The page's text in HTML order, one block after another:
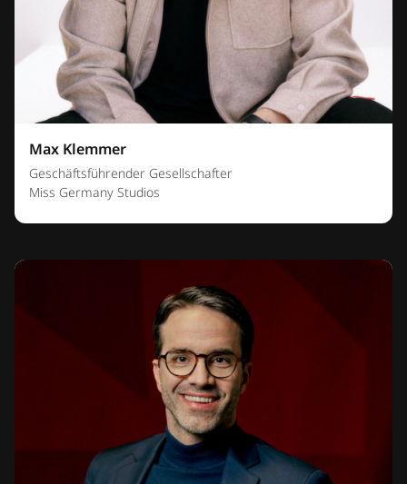
Max Klemmer
Geschäftsführender Gesellschafter
Miss Germany Studios